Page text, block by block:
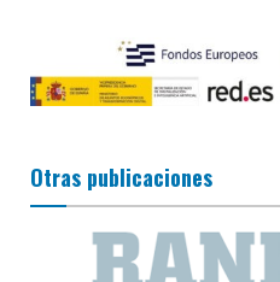
Otras publicaciones